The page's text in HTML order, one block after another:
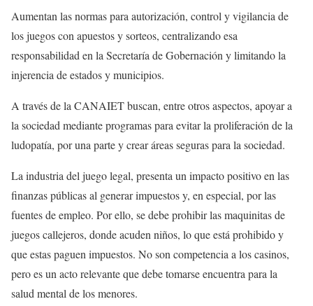
Aumentan las normas para autorización, control y vigilancia de
los juegos con apuestos y sorteos, centralizando esa
responsabilidad en la Secretaría de Gobernación y limitando la
injerencia de estados y municipios.
A través de la CANAIET buscan, entre otros aspectos, apoyar a
la sociedad mediante programas para evitar la proliferación de la
ludopatía, por una parte y crear áreas seguras para la sociedad.
La industria del juego legal, presenta un impacto positivo en las
finanzas públicas al generar impuestos y, en especial, por las
fuentes de empleo. Por ello, se debe prohibir las maquinitas de
juegos callejeros, donde acuden niños, lo que está prohibido y
que estas paguen impuestos. No son competencia a los casinos,
pero es un acto relevante que debe tomarse encuentra para la
salud mental de los menores.